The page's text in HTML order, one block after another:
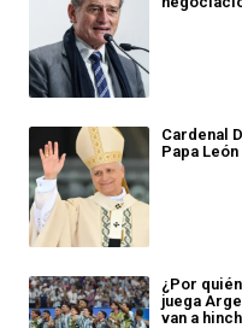
Cardenal
Papa León
¿Por
juega
van a